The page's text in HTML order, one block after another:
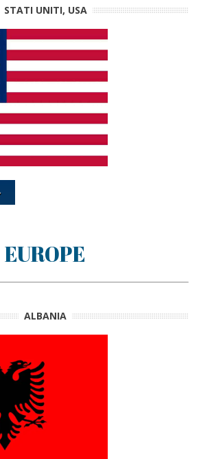
STATI UNITI, USA
EUROPE
ALBANIA